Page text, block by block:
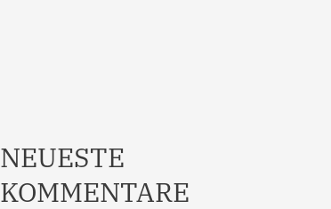
NEUESTE
KOMMENTARE